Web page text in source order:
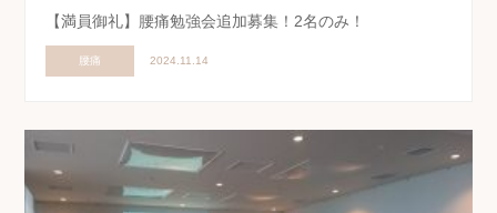
【満員御礼】腰痛勉強会追加募集！2名のみ！
腰痛 2024.11.14